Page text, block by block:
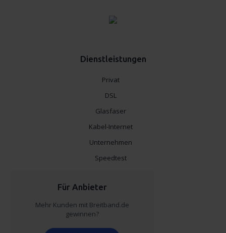
Dienstleistungen
Privat
DSL
Glasfaser
Kabel-Internet
Unternehmen
Speedtest
Für Anbieter
Mehr Kunden mit Breitband.de
gewinnen?